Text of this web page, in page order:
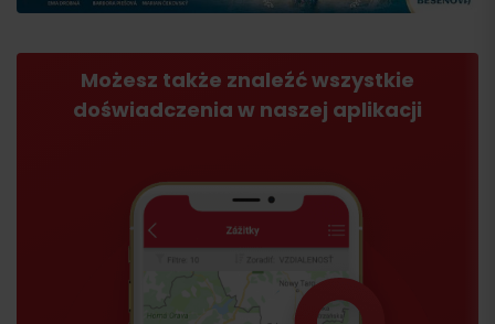
Możesz także znaleźć wszystkie
doświadczenia w naszej aplikacji